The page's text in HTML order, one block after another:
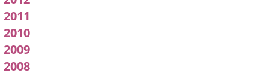
2011
2010
2009
2008